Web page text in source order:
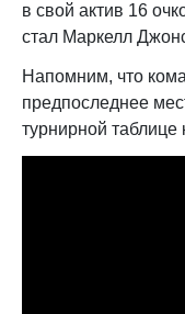
в свой актив 16
стал Маркелл
Напомним, что
предпоследнее
турнирной